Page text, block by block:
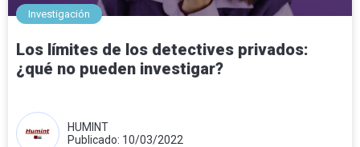
Investigación
Los límites de los detectives privados:
¿qué no pueden investigar?
HUMINT
Publicado: 10/03/2022